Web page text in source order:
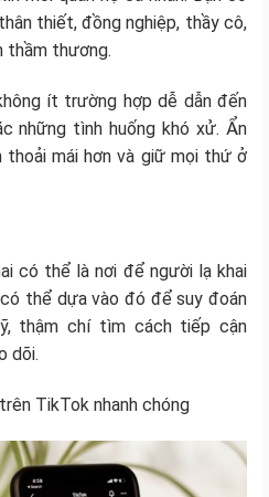
thiết, đồng nghiệp, thầy cô,
thầm thương.
ít trường hợp dễ dẫn đến
những tình huống khó xử. Ẩn
thoải mái hơn và giữ mọi thứ ở
có thể là nơi để người lạ khai
thể dựa vào đó để suy đoán
thậm chí tìm cách tiếp cận
dõi.
TikTok nhanh chóng